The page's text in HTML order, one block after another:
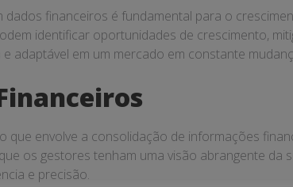
financeiros é fundamental para o
identificar oportunidades de crescimento,
adaptável em um mercado em constante
envolve a consolidação de informações
os gestores tenham uma visão abrangente
e precisão.